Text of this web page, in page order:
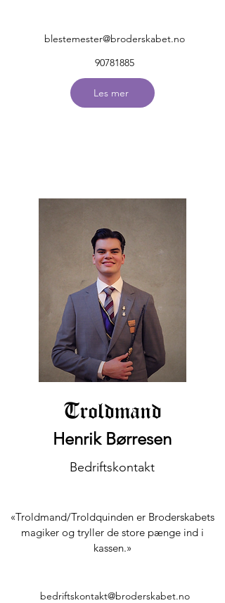
blestemester@broderskabet.no
90781885
Les mer
Troldmand
Henrik Børresen
Bedriftskontakt
«Troldmand/Troldquinden er Broderskabets
magiker og tryller de store pænge ind i
kassen.»
bedriftskontakt@broderskabet.no